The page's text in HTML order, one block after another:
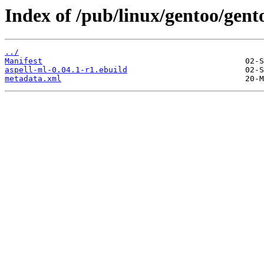
Index of /pub/linux/gentoo/
../
Manifest
aspell-ml-0.04.1-r1.ebuild
metadata.xml